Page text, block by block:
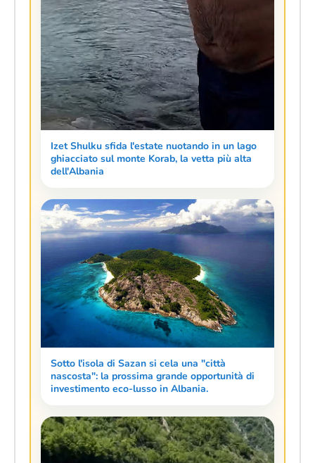
Izet Shulku sfida l'estate nuotando in un lago
ghiacciato sul monte Korab, la vetta più alta
dell'Albania
Sotto l'isola di Sazan si cela una "città
nascosta": la prossima grande opportunità di
investimento eco-lusso in Albania.